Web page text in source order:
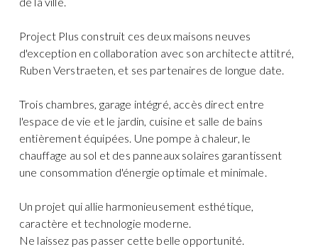
Project Plus construit ces deux maisons neuves
d'exception en collaboration avec son architecte attitré,
Ruben Verstraeten, et ses partenaires de longue date.
Trois chambres, garage intégré, accès direct entre
l'espace de vie et le jardin, cuisine et salle de bains
entièrement équipées. Une pompe à chaleur, le
chauffage au sol et des panneaux solaires garantissent
une consommation d'énergie optimale et minimale.
Un projet qui allie harmonieusement esthétique,
caractère et technologie moderne.
Ne laissez pas passer cette belle opportunité.